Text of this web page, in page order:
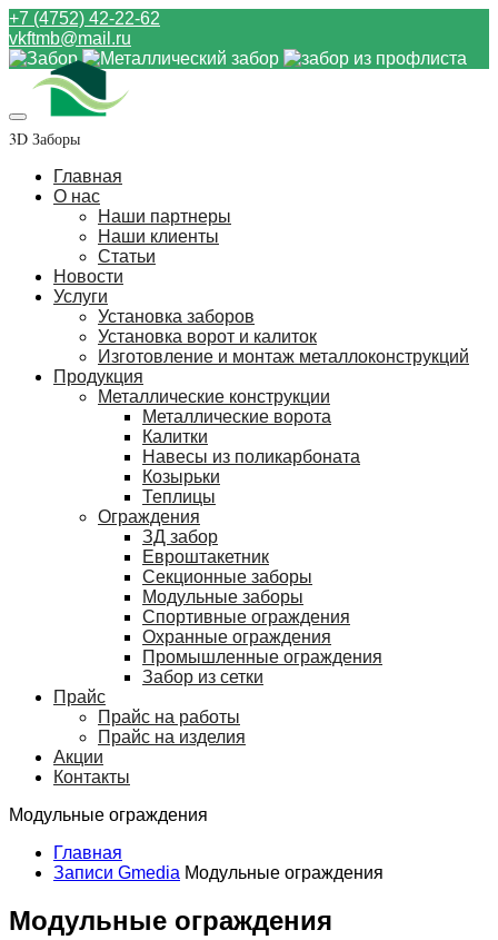
+7 (4752) 42-22-62
vkftmb@mail.ru
3D Заборы
Главная
О нас
Наши партнеры
Наши клиенты
Статьи
Новости
Услуги
Установка заборов
Установка ворот и калиток
Изготовление и монтаж металлоконструкций
Продукция
Металлические конструкции
Металлические ворота
Калитки
Навесы из поликарбоната
Козырьки
Теплицы
Ограждения
ЗД забор
Евроштакетник
Секционные заборы
Модульные заборы
Спортивные ограждения
Охранные ограждения
Промышленные ограждения
Забор из сетки
Прайс
Прайс на работы
Прайс на изделия
Акции
Контакты
Модульные ограждения
Главная
Записи Gmedia Модульные ограждения
Модульные ограждения